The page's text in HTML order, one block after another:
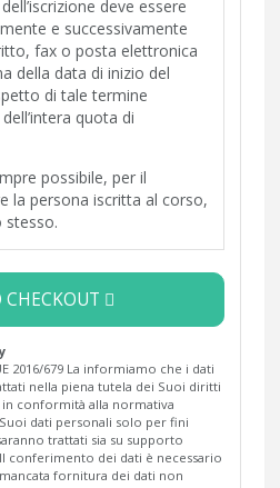
deve essere
e successivamente
fax o posta elettronica
della data di inizio del
di tale termine
quota di
possibile, per il
la persona iscritta al corso,
stesso.
CHECKOUT
2016/679 La informiamo che i dati
nella piena tutela dei Suoi diritti
in conformità alla normativa
dati personali solo per fini
trattati sia su supporto
conferimento dei dati è necessario
fornitura dei dati non